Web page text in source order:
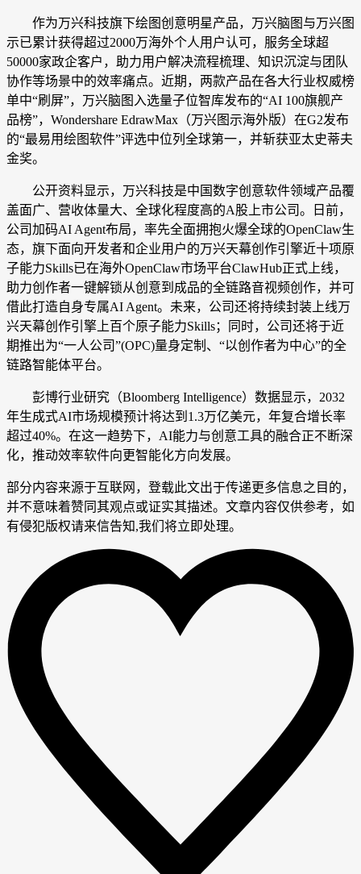
作为万兴科技旗下绘图创意明星产品，万兴脑图与万兴图
示已累计获得超过2000万海外个人用户认可，服务全球超
50000家政企客户，助力用户解决流程梳理、知识沉淀与团队
协作等场景中的效率痛点。近期，两款产品在各大行业权威榜
单中“刷屏”，万兴脑图入选量子位智库发布的“AI 100旗舰产
品榜”，Wondershare EdrawMax（万兴图示海外版）在G2发布
的“最易用绘图软件”评选中位列全球第一，并斩获亚太史蒂夫
金奖。
公开资料显示，万兴科技是中国数字创意软件领域产品覆
盖面广、营收体量大、全球化程度高的A股上市公司。日前，
公司加码AI Agent布局，率先全面拥抱火爆全球的OpenClaw生
态，旗下面向开发者和企业用户的万兴天幕创作引擎近十项原
子能力Skills已在海外OpenClaw市场平台ClawHub正式上线，
助力创作者一键解锁从创意到成品的全链路音视频创作，并可
借此打造自身专属AI Agent。未来，公司还将持续封装上线万
兴天幕创作引擎上百个原子能力Skills；同时，公司还将于近
期推出为“一人公司”(OPC)量身定制、“以创作者为中心”的全
链路智能体平台。
彭博行业研究（Bloomberg Intelligence）数据显示，2032
年生成式AI市场规模预计将达到1.3万亿美元，年复合增长率
超过40%。在这一趋势下，AI能力与创意工具的融合正不断深
化，推动效率软件向更智能化方向发展。
部分内容来源于互联网，登载此文出于传递更多信息之目的，
并不意味着赞同其观点或证实其描述。文章内容仅供参考，如
有侵犯版权请来信告知,我们将立即处理。